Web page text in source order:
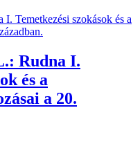
Rudna I.
és a
a 20.